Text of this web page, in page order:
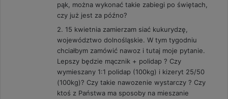
pąk, można wykonać takie zabiegi po świętach,
czy już jest za późno?
2. 15 kwietnia zamierzam siać kukurydzę,
województwo dolnośląskie. W tym tygodniu
chciałbym zamówić nawoz i tutaj moje pytanie.
Lepszy będzie mącznik + polidap ? Czy
wymieszany 1:1 polidap (100kg) i kizeryt 25/50
(100kg)? Czy takie nawozenie wystarczy ? Czy
ktoś z Państwa ma sposoby na mieszanie